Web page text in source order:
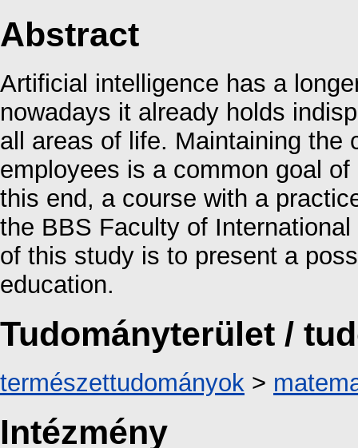
Abstract
Artificial intelligence has a
nowadays it already holds
all areas of life. Maintaining the
employees is a common goal
this end, a course with a
the BBS Faculty of
of this study is to present a
education.
Tudományterület /
természettudományok >
Intézmény